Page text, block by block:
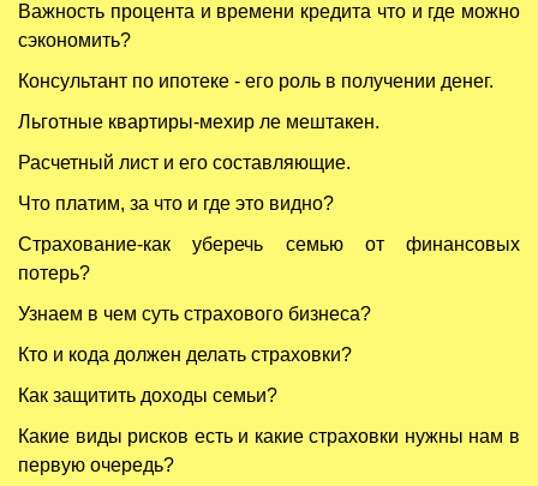
Важность процента и времени кредита что и где можно
сэкономить?
Консультант по ипотеке - его роль в получении денег.
Льготные квартиры-мехир ле мештакен.
Расчетный лист и его составляющие.
Что платим, за что и где это видно?
Страхование-как уберечь семью от финансовых
потерь?
Узнаем в чем суть страхового бизнеса?
Кто и кода должен делать страховки?
Как защитить доходы семьи?
Какие виды рисков есть и какие страховки нужны нам в
первую очередь?